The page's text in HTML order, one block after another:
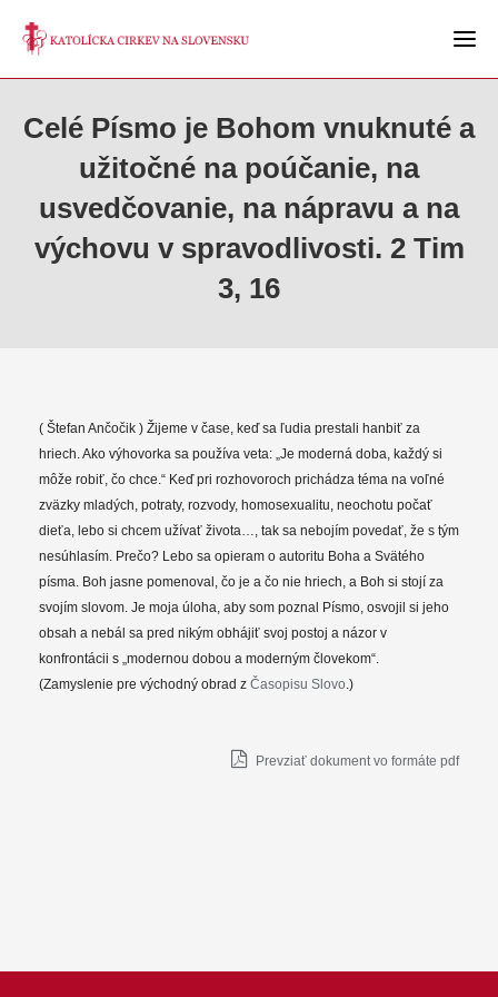
Celé Písmo je Bohom vnuknuté a
užitočné na poúčanie, na
usvedčovanie, na nápravu a na
výchovu v spravodlivosti. 2 Tim
3, 16
( Štefan Ančočik ) Žijeme v čase, keď sa ľudia prestali hanbiť za
hriech. Ako výhovorka sa používa veta: „Je moderná doba, každý si
môže robiť, čo chce.“ Keď pri rozhovoroch prichádza téma na voľné
zväzky mladých, potraty, rozvody, homosexualitu, neochotu počať
dieťa, lebo si chcem užívať života…, tak sa nebojím povedať, že s tým
nesúhlasím. Prečo? Lebo sa opieram o autoritu Boha a Svätého
písma. Boh jasne pomenoval, čo je a čo nie hriech, a Boh si stojí za
svojím slovom. Je moja úloha, aby som poznal Písmo, osvojil si jeho
obsah a nebál sa pred nikým obhájiť svoj postoj a názor v
konfrontácii s „modernou dobou a moderným človekom“.
(Zamyslenie pre východný obrad z Časopisu Slovo.)
Prevziať dokument vo formáte pdf